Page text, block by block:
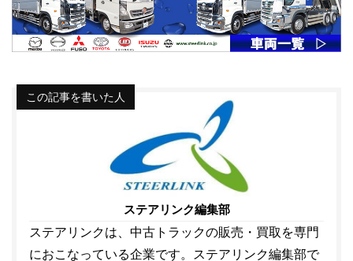
この記事を書いた人
ステアリンク編集部
ステアリンクは、中古トラックの販売・買取を専門
におこなっている企業です。ステアリンク編集部で